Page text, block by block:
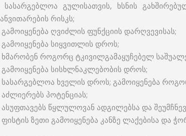
სასარგებლოა გულისათვის, ხსნის
რისკს;
გამოიყენება ღვიძლის ფუნქციის დარღვევისას;
გამოიყენება სიყვითლის დროს;
ხმარობენ როგორც ტკივილგამაყუჩებელ
გამოიყენება სისხლნაკლებობის დროს;
სასარგებლოა ხველის დროს; გამოიყენება
აძლიერებს პოტენციას;
ასუფთავებს წყლულოვან ადგილებსა და
ფისტის ზეთი გამოიყენება კანზე ლაქებისა და